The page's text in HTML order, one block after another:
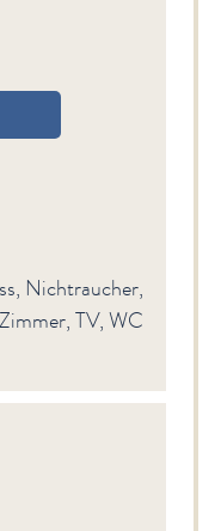
Nichtraucher,
TV, WC